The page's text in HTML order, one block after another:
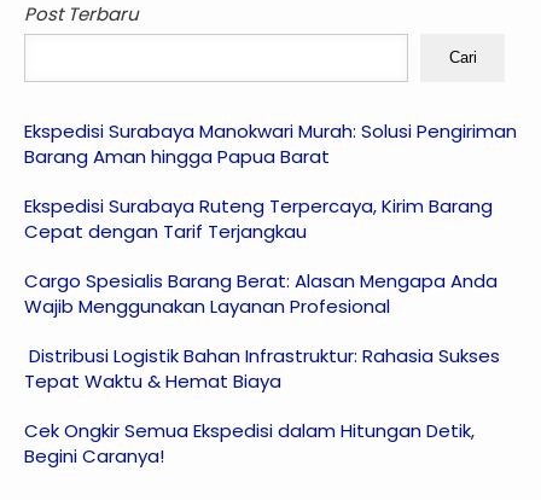
Post Terbaru
Cari
Ekspedisi Surabaya Manokwari Murah: Solusi Pengiriman
Barang Aman hingga Papua Barat
Ekspedisi Surabaya Ruteng Terpercaya, Kirim Barang
Cepat dengan Tarif Terjangkau
Cargo Spesialis Barang Berat: Alasan Mengapa Anda
Wajib Menggunakan Layanan Profesional
Distribusi Logistik Bahan Infrastruktur: Rahasia Sukses
Tepat Waktu & Hemat Biaya
Cek Ongkir Semua Ekspedisi dalam Hitungan Detik,
Begini Caranya!